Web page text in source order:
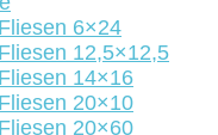
Fliesen 6×24
Fliesen 12,5×12,5
Fliesen 14×16
Fliesen 20×10
Fliesen 20×60